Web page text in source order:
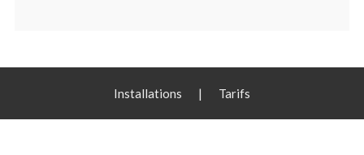
Installations | Tarifs